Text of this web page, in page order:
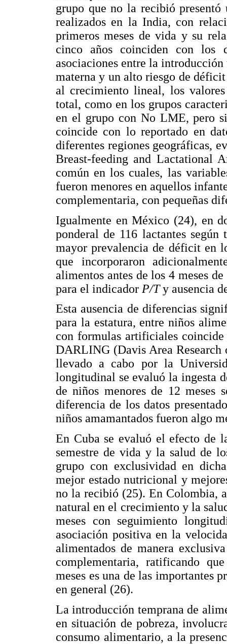
grupo que no la recibió
realizados en la India, con
primeros meses de vida y su
cinco años coinciden con los
asociaciones entre la
materna y un alto riesgo de
al crecimiento lineal, los
total, como en los grupos
en el grupo con No LME, pero
coincide con lo reportado en
diferentes regiones geográficas,
Breast-feeding and Lactational
común en los cuales, las
fueron menores en aquellos
complementaria, con pequeñas
Igualmente en México (24), en
ponderal de 116 lactantes
mayor prevalencia de déficit en
que incorporaron
alimentos antes de los 4 meses
para el indicador P/T y ausencia
Esta ausencia de diferencias
para la estatura, entre niños
con formulas artificiales
DARLING (Davis Area
llevado a cabo por la
longitudinal se evaluó la ingesta
de niños menores de 12 meses
diferencia de los datos
niños amamantados fueron algo
En Cuba se evaluó el efecto de
semestre de vida y la salud de
grupo con exclusividad en
mejor estado nutricional y
no la recibió (25). En Colombia,
natural en el crecimiento y la
meses con seguimiento
asociación positiva en la
alimentados de manera
complementaria, ratificando
meses es una de las importantes
en general (26).
La introducción temprana de
en situación de pobreza,
consumo alimentario, a la